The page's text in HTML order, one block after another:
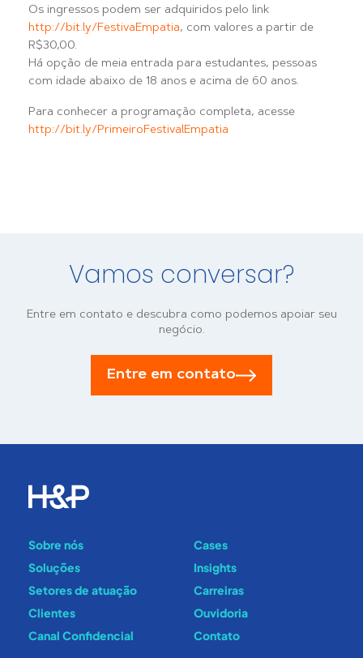
Os ingressos podem ser adquiridos pelo link
http://bit.ly/FestivaEmpatia, com valores a partir de
R$30,00.
Há opção de meia entrada para estudantes, pessoas
com idade abaixo de 18 anos e acima de 60 anos.
Para conhecer a programação completa, acesse
http://bit.ly/PrimeiroFestivalEmpatia
Vamos conversar?
Entre em contato e descubra como podemos apoiar seu
negócio.
Entre em contato
Sobre nós
Soluções
Setores de atuação
Clientes
Canal Confidencial
Cases
Insights
Carreiras
Ouvidoria
Contato